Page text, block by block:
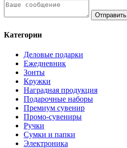
Отправить
Категории
Деловые подарки
Ежедневник
Зонты
Кружки
Наградная продукция
Подарочные наборы
Премиум сувенир
Промо-сувениры
Ручки
Сумки и папки
Электроника